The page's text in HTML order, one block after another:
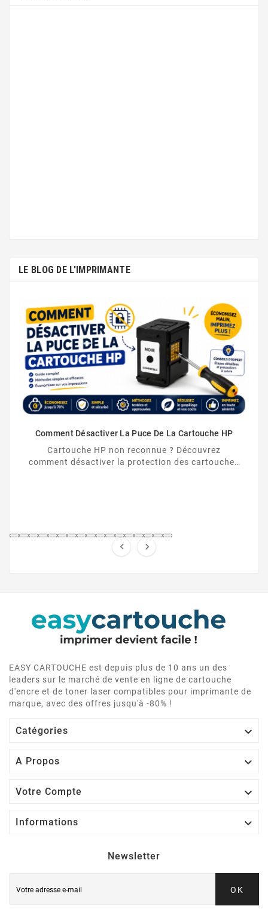
LE BLOG DE L'IMPRIMANTE
Comment Désactiver La Puce De La Cartouche HP
Cartouche HP non reconnue ? Découvrez
comment désactiver la protection des cartouches
 
EASY CARTOUCHE est depuis plus de 10 ans un des
leaders sur le marché de vente en ligne de cartouche
d'encre et de toner laser compatibles pour imprimante de
marque, avec des offres jusqu'à -80% !
Catégories 
A Propos 
Votre Compte 
Informations 
Newsletter
OK